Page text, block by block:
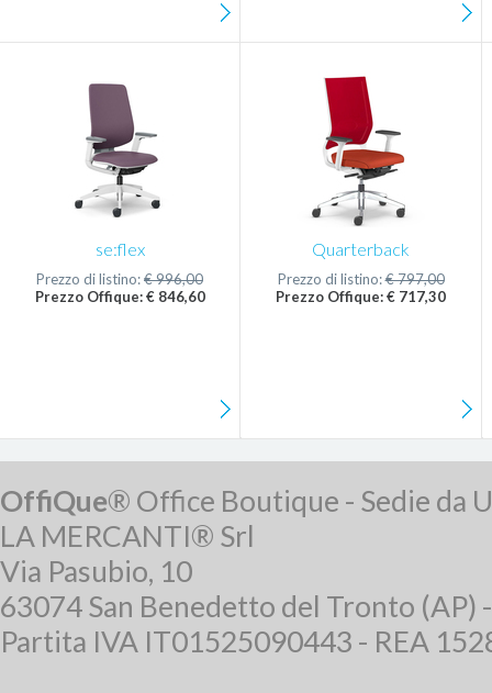
se:flex
Prezzo di listino:€ 996,00
Prezzo Offique: € 846,60
Quarterback
Prezzo di listino:€ 797,00
Prezzo Offique: € 717,30
OffiQue® Office Boutique - Sedie da
LA MERCANTI® Srl
Via Pasubio, 10
63074 San Benedetto del Tronto (AP)
Partita IVA IT01525090443 - REA